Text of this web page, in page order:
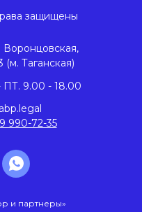
Воронцовская,
(м. Таганская)
защищены
ПТ. 9.00 - 18.00
990-72-35
и партнеры»